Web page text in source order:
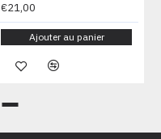
€21,00
Ajouter au panier